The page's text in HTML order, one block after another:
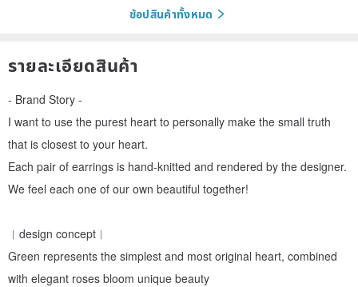
ช้อปสินค้าทั้งหมด
รายละเอียดสินค้า
- Brand Story -
I want to use the purest heart to personally make the small truth
that is closest to your heart.
Each pair of earrings is hand-knitted and rendered by the designer.
We feel each one of our own beautiful together!
︱design concept︱
Green represents the simplest and most original heart, combined
with elegant roses bloom unique beauty